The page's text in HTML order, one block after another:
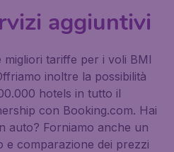
aggiuntivi
tariffe per i voli BMI
inoltre la possibilità
hotels in tutto il
con Booking.com. Hai
auto? Forniamo anche un
e comparazione dei prezzi